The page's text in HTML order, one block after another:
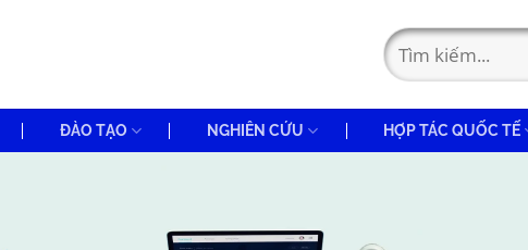
ĐÀO TẠO NGHIÊN CỨU HỢP TÁC QUỐC TẾ